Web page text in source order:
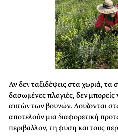
Αν δεν ταξιδέψεις στα χωριά,
δασωμένες πλαγιές, δεν
αυτών των βουνών. Λούζονται
αποτελούν μια διαφορετική
περιβάλλον, τη φύση και τους